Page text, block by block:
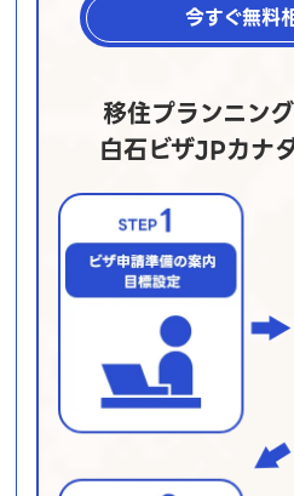
今すぐ無料
移住プランニン
白石ビザJPカナ